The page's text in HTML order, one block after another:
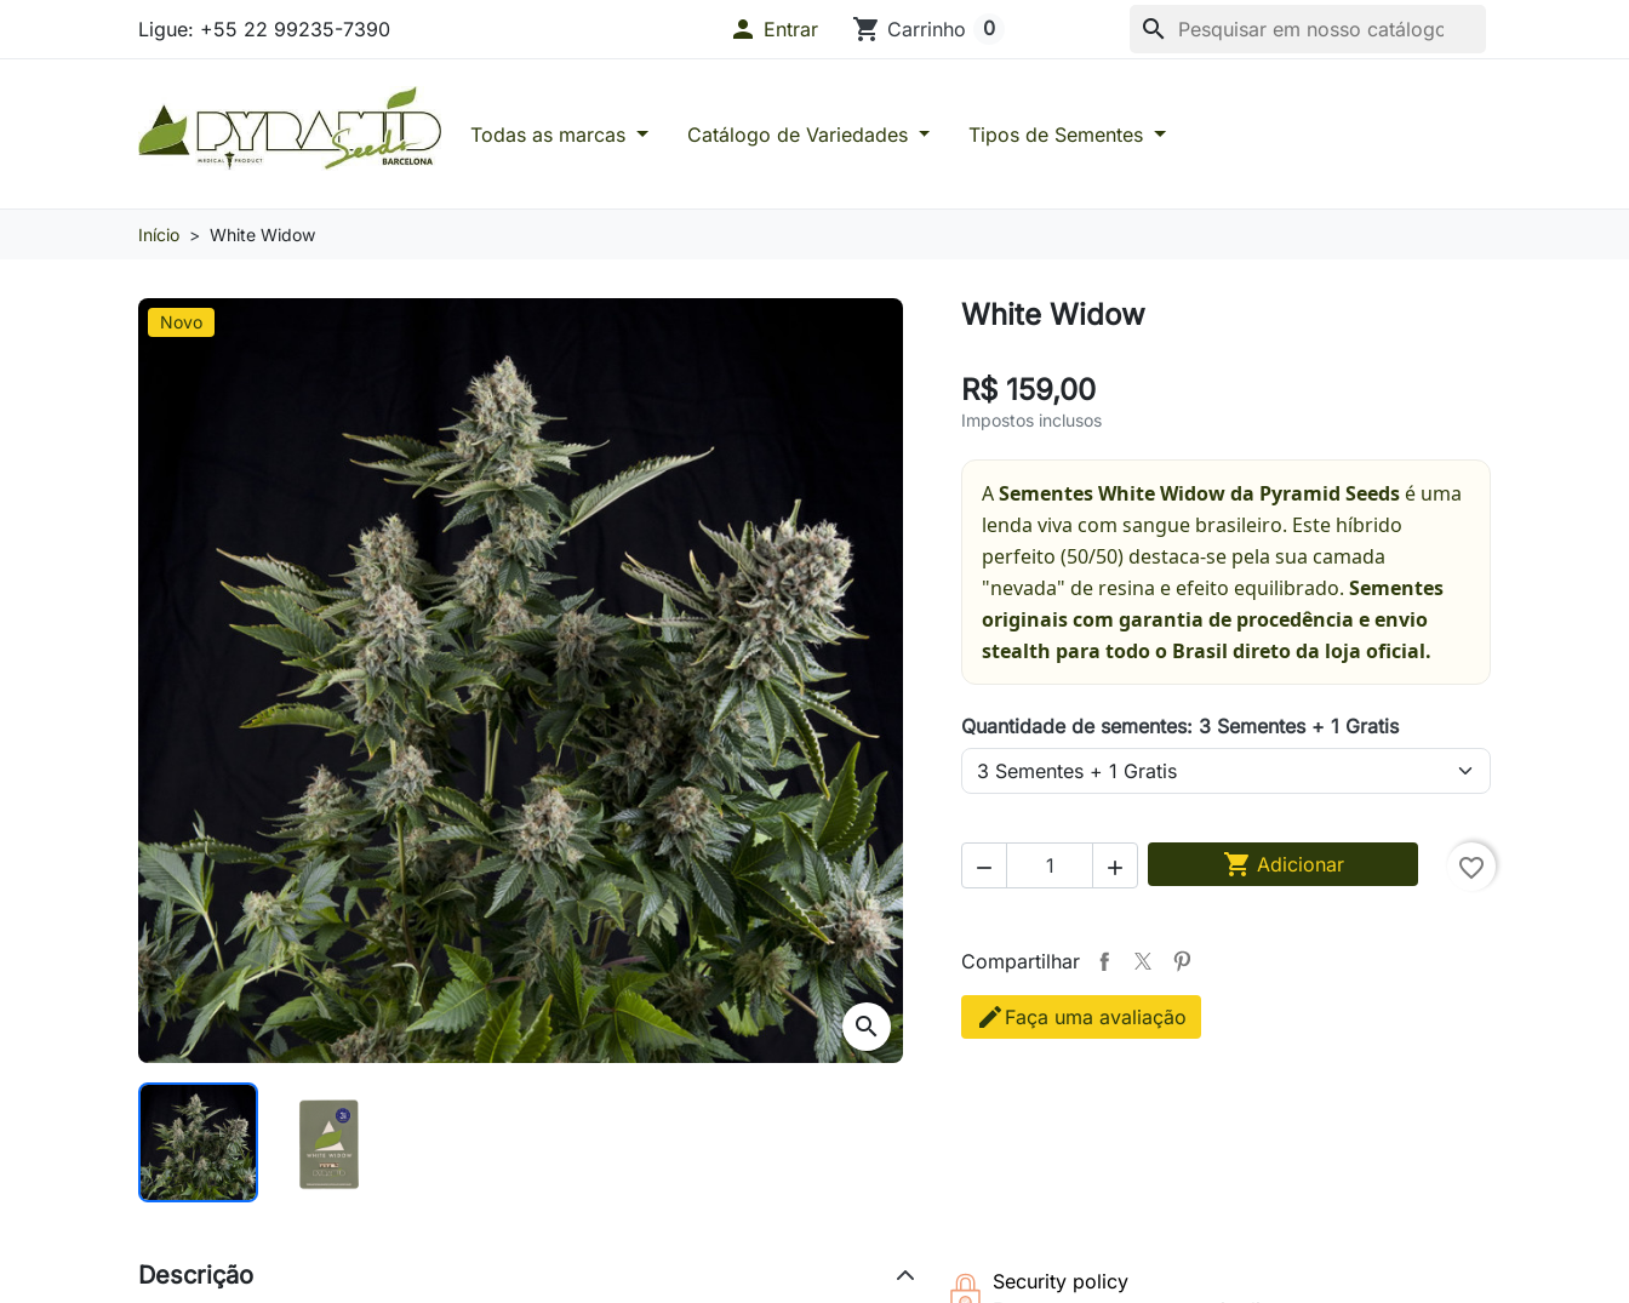
Ligue: +55 22 99235-7390 search
 Entrar shopping_cart Carrinho 0
Pyramid Seeds Brasil: O Seu Banco de Seeds de Confiança
Todas as marcas Catálogo de Variedades Tipos de Sementes
Início White Widow
Novo
search
White Widow
R$ 159,00
Impostos inclusos
ASementes White Widow da Pyramid Seedsé uma
lenda viva com sangue brasileiro. Este híbrido
perfeito (50/50) destaca-se pela sua camada
"nevada" de resina e efeito equilibrado. Sementes
originais com garantia de procedência e envio
stealth para todo o Brasil direto da loja oficial.
Quantidade de sementes: 3 Sementes + 1 Gratis
   Adicionar favorite_border
Compartilhar
Faça uma avaliação
Security policy
Descrição